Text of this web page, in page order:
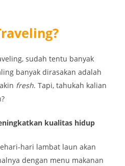
sudah tentu banyak
banyak dirasakan adalah
fresh. Tapi, tahukah kalian
kualitas hidup
hari lambat laun akan
dengan menu makanan